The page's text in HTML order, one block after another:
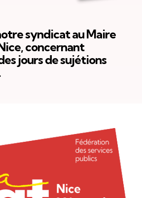
syndicat au Maire
concernant
jours de sujétions